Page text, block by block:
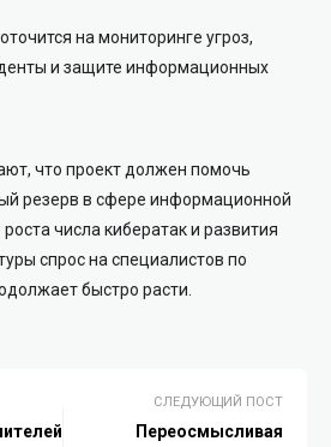
на мониторинге угроз,
и защите информационных
что проект должен помочь
резерв в сфере информационной
числа кибератак и развития
спрос на специалистов по
быстро расти.
СЛЕДУЮЩИЙ ПОСТ
Переосмысливая